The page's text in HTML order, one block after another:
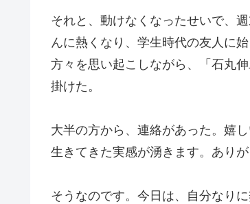
それと、動けなくなったせいで、
んに熱くなり、学生時代の友人に
方々を思い起こしながら、「石丸
掛けた。
大半の方から、連絡があった。嬉し
生きてきた実感が湧きます。ありが
そうなのです。今日は、自分なり